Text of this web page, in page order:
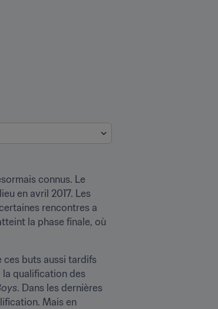
connus. Le
en avril 2017. Les
rencontres a
la phase finale, où
ces buts aussi tardifs
qualification des
. Dans les dernières
Mais en